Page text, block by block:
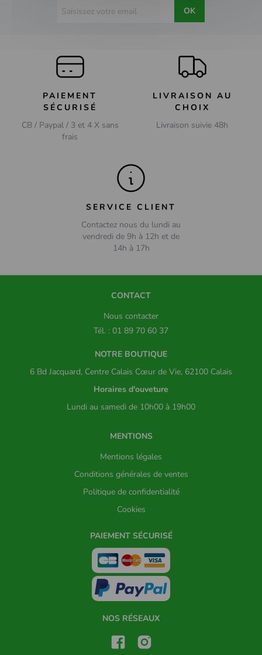
OK
PAIEMENT
SÉCURISÉ
CB / Paypal / 3 et 4 X sans
frais
LIVRAISON AU
CHOIX
Livraison suivie 48h
SERVICE CLIENT
Contactez nous du lundi au
vendredi de 9h à 12h et de
14h à 17h
CONTACT
Nous contacter
Tél. : 01 89 70 60 37
NOTRE BOUTIQUE
6 Bd Jacquard, Centre Calais Cœur de Vie, 62100 Calais
Horaires d'ouveture
Lundi au samedi de 10h00 à 19h00
MENTIONS
Mentions légales
Conditions générales de ventes
Politique de confidentialité
Cookies
PAIEMENT SÉCURISÉ
NOS RÉSEAUX